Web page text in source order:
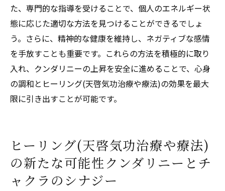
た、専門的な指導を受けることで、個人のエネルギー状
態に応じた適切な方法を見つけることができるでしょ
う。さらに、精神的な健康を維持し、ネガティブな感情
を手放すことも重要です。これらの方法を積極的に取り
入れ、クンダリニーの上昇を安全に進めることで、心身
の調和とヒーリング(天啓気功治療や療法)の効果を最大
限に引き出すことが可能です。
ヒーリング(天啓気功治療や療法)
の新たな可能性クンダリニーとチ
ャクラのシナジー